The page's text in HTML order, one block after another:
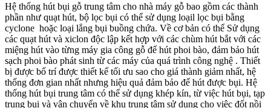
Hệ thống hút bụi gỗ trung tâm cho nhà máy gỗ bao gồm các thành
phần như quạt hút, bộ lọc bụi có thể sử dụng loạil lọc bụi bằng
cyclone hoặc loại lắng bụi buồng chứa. Về cơ bản có thể Sử dụng
các quạt hút và xiclon độc lập kết hợp với các chùm hút bắt với các
miệng hút vào từng máy gia công gỗ để hút phoi bào, đảm bảo hút
sạch phoi bào phát sinh từ các máy của quá trình công nghệ . Thiết
bị được bố trí được thiết kế tối ưu sao cho giá thành giảm nhất, hệ
thống đơn gian nhất nhưng hiệu quả đảm bảo để hút được bụi. Hệ
thống hút bụi trung tâm có thể sử dụng khép kín, từ việc hút bụi, tạp
trung bụi và vận chuyển về khu trung tâm sử dụng cho việc đốt nồi